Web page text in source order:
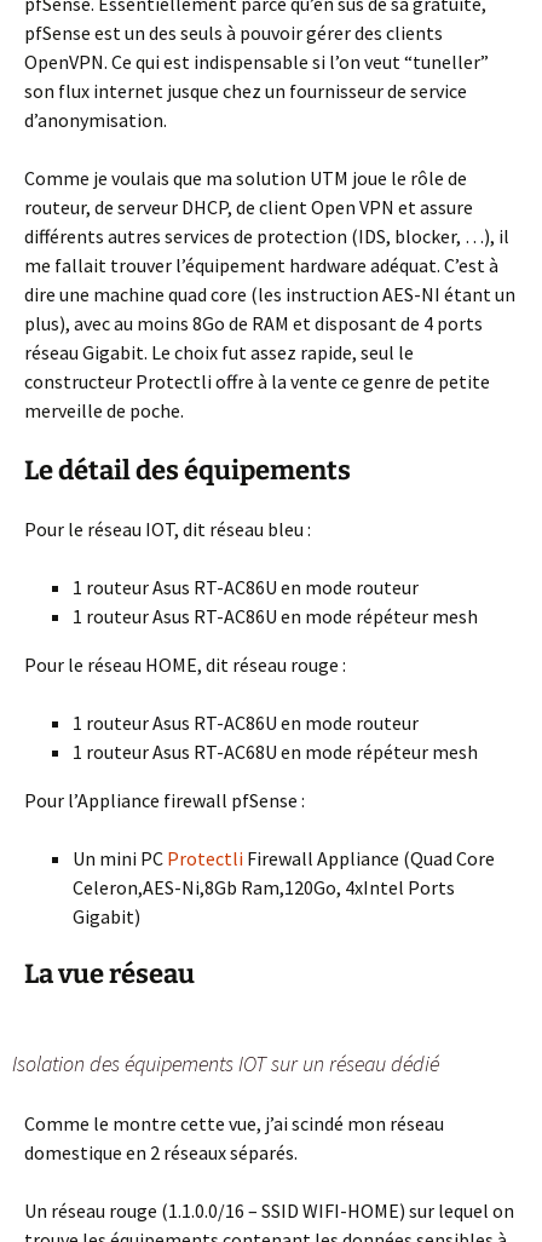
pfSense est un des seuls à pouvoir gérer des clients
OpenVPN. Ce qui est indispensable si l’on veut “tuneller”
son flux internet jusque chez un fournisseur de service
d’anonymisation.
Comme je voulais que ma solution UTM joue le rôle de
routeur, de serveur DHCP, de client Open VPN et assure
différents autres services de protection (IDS, blocker, …), il
me fallait trouver l’équipement hardware adéquat. C’est à
dire une machine quad core (les instruction AES-NI étant un
plus), avec au moins 8Go de RAM et disposant de 4 ports
réseau Gigabit. Le choix fut assez rapide, seul le
constructeur Protectli offre à la vente ce genre de petite
merveille de poche.
Le détail des équipements
Pour le réseau IOT, dit réseau bleu :
1 routeur Asus RT-AC86U en mode routeur
1 routeur Asus RT-AC86U en mode répéteur mesh
Pour le réseau HOME, dit réseau rouge :
1 routeur Asus RT-AC86U en mode routeur
1 routeur Asus RT-AC68U en mode répéteur mesh
Pour l’Appliance firewall pfSense :
Un mini PC Protectli Firewall Appliance (Quad Core
Celeron,AES-Ni,8Gb Ram,120Go, 4xIntel Ports
Gigabit)
La vue réseau
Isolation des équipements IOT sur un réseau dédié
Comme le montre cette vue, j’ai scindé mon réseau
domestique en 2 réseaux séparés.
Un réseau rouge (1.1.0.0/16 – SSID WIFI-HOME) sur lequel on